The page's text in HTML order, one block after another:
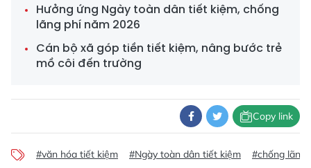
Hưởng ứng Ngày toàn dân tiết kiệm, chống
lãng phí năm 2026
Cán bộ xã góp tiền tiết kiệm, nâng bước trẻ
mồ côi đến trường
Copy link
#văn hóa tiết kiệm #Ngày toàn dân tiết kiệm #chống lãng